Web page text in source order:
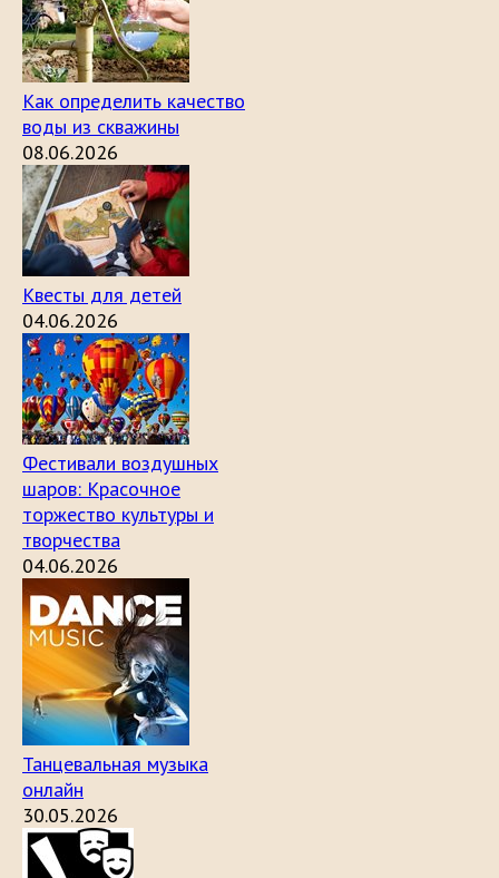
Как определить качество
воды из скважины
08.06.2026
Квесты для детей
04.06.2026
Фестивали воздушных
шаров: Красочное
торжество культуры и
творчества
04.06.2026
Танцевальная музыка
онлайн
30.05.2026